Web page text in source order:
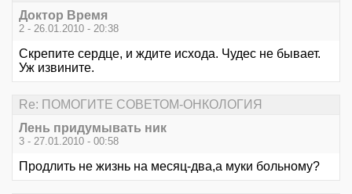
Доктор Время
2 - 26.01.2010 - 20:38
Скрепите сердце, и ждите исхода. Чудес не бывает.
Уж извините.
Re: ПОМОГИТЕ СОВЕТОМ-ОНКОЛОГИЯ
Лень придумывать ник
3 - 27.01.2010 - 00:58
Продлить не жизнь на месяц-два,а муки больному?